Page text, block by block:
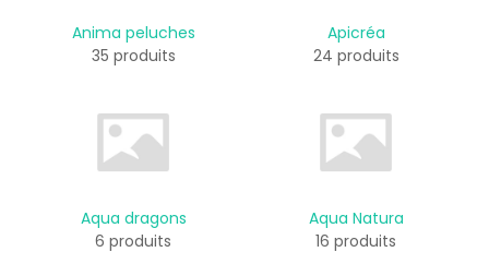
Anima peluches
35 produits
Apicréa
24 produits
Aqua dragons
6 produits
Aqua Natura
16 produits